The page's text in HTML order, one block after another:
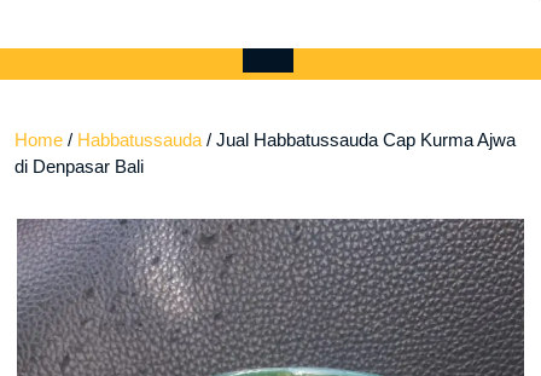
Account
cart
Open
Home / Habbatussauda / Jual Habbatussauda Cap Kurma Ajwa
di Denpasar Bali